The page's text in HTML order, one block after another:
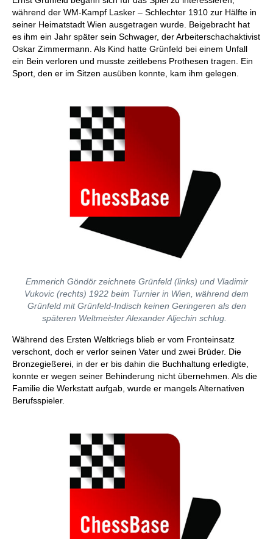
während der WM-Kampf Lasker – Schlechter 1910 zur Hälfte in
seiner Heimatstadt Wien ausgetragen wurde. Beigebracht hat
es ihm ein Jahr später sein Schwager, der Arbeiterschachaktivist
Oskar Zimmermann. Als Kind hatte Grünfeld bei einem Unfall
ein Bein verloren und musste zeitlebens Prothesen tragen. Ein
Sport, den er im Sitzen ausüben konnte, kam ihm gelegen.
Emmerich Göndör zeichnete Grünfeld (links) und Vladimir
Vukovic (rechts) 1922 beim Turnier in Wien, während dem
Grünfeld mit Grünfeld-Indisch keinen Geringeren als den
späteren Weltmeister Alexander Aljechin schlug.
Während des Ersten Weltkriegs blieb er vom Fronteinsatz
verschont, doch er verlor seinen Vater und zwei Brüder. Die
Bronzegießerei, in der er bis dahin die Buchhaltung erledigte,
konnte er wegen seiner Behinderung nicht übernehmen. Als die
Familie die Werkstatt aufgab, wurde er mangels Alternativen
Berufsspieler.